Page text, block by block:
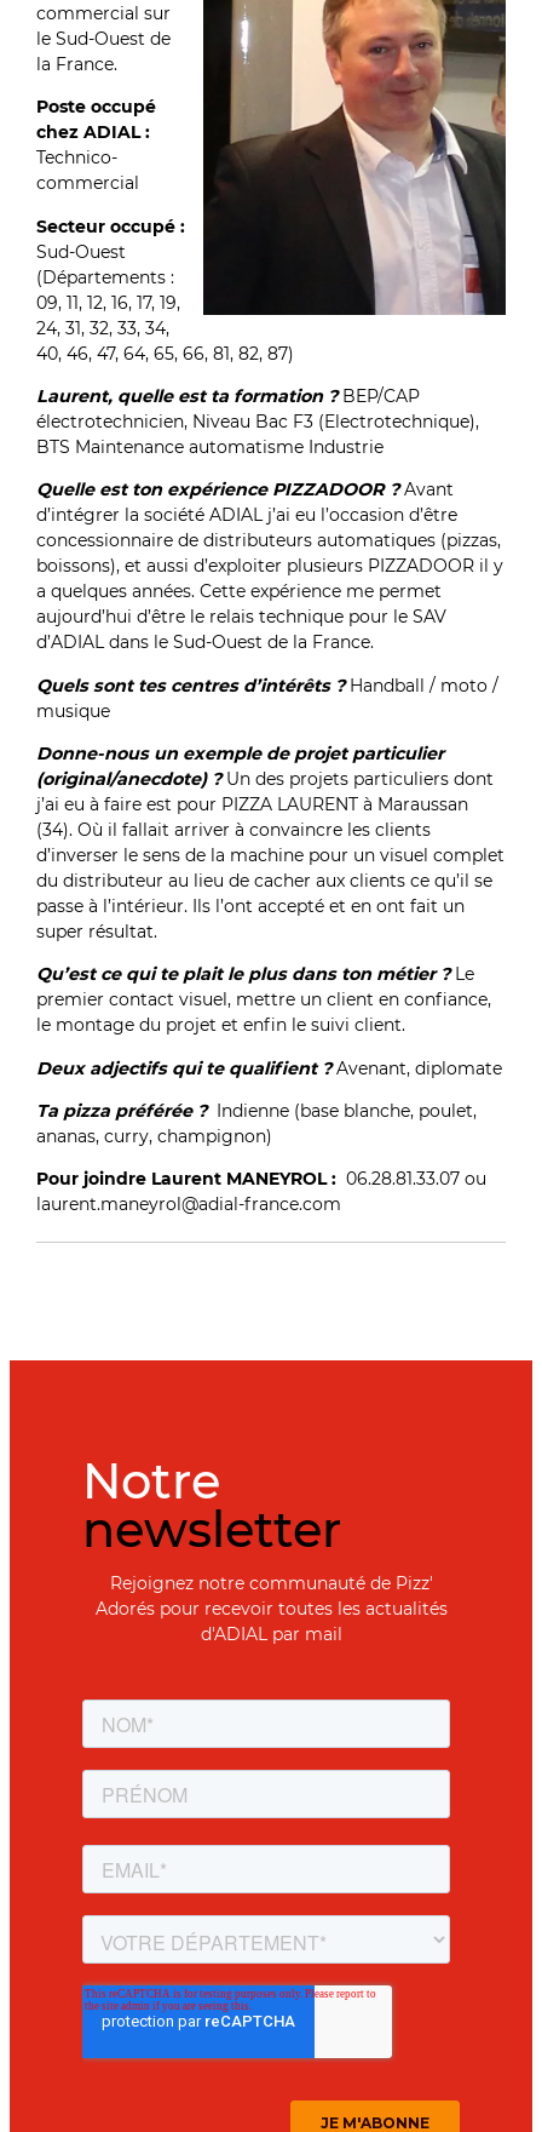
commercial sur
le Sud-Ouest de
la France.
Poste occupé
chez ADIAL :
Technico-
commercial
Secteur occupé :
Sud-Ouest
(Départements :
09, 11, 12, 16, 17, 19,
24, 31, 32, 33, 34,
40, 46, 47, 64, 65, 66, 81, 82, 87)
Laurent, quelle est ta formation ? BEP/CAP
électrotechnicien, Niveau Bac F3 (Electrotechnique),
BTS Maintenance automatisme Industrie
Quelle est ton expérience PIZZADOOR ? Avant
d’intégrer la société ADIAL j’ai eu l’occasion d’être
concessionnaire de distributeurs automatiques (pizzas,
boissons), et aussi d’exploiter plusieurs PIZZADOOR il y
a quelques années. Cette expérience me permet
aujourd’hui d’être le relais technique pour le SAV
d’ADIAL dans le Sud-Ouest de la France.
Quels sont tes centres d’intérêts ? Handball / moto /
musique
Donne-nous un exemple de projet particulier
(original/anecdote) ? Un des projets particuliers dont
j’ai eu à faire est pour PIZZA LAURENT à Maraussan
(34). Où il fallait arriver à convaincre les clients
d’inverser le sens de la machine pour un visuel complet
du distributeur au lieu de cacher aux clients ce qu’il se
passe à l’intérieur. Ils l’ont accepté et en ont fait un
super résultat.
Qu’est ce qui te plait le plus dans ton métier ?Le
premier contact visuel, mettre un client en confiance,
le montage du projet et enfin le suivi client.
Deux adjectifs qui te qualifient ?Avenant, diplomate
Ta pizza préférée ? Indienne (base blanche, poulet,
ananas, curry, champignon)
Pour joindre Laurent MANEYROL : 06.28.81.33.07 ou
laurent.maneyrol@adial-france.com
Notre
newsletter
Rejoignez notre communauté de Pizz'
Adorés pour recevoir toutes les actualités
d'ADIAL par mail